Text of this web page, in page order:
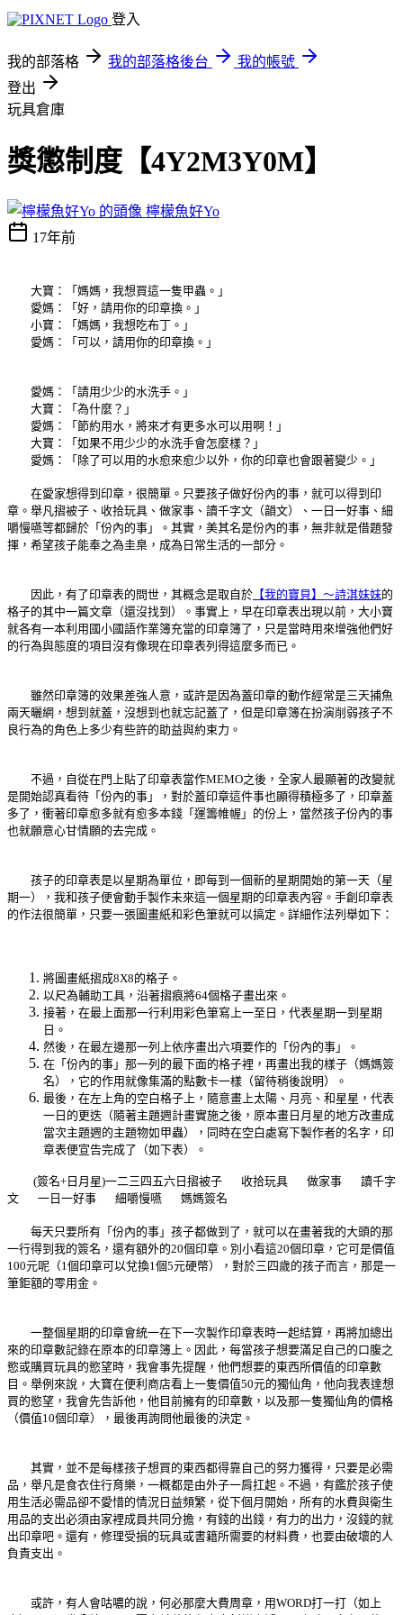
登入
我的部落格 我的部落格後台
我的帳號
登出
玩具倉庫
獎懲制度【4Y2M3Y0M】
檸檬魚好Yo
17年前
大寶：「媽媽，我想買這一隻甲蟲。」
愛媽：「好，請用你的印章換。」
小寶：「媽媽，我想吃布丁。」
愛媽：「可以，請用你的印章換。」
愛媽：「請用少少的水洗手。」
大寶：「為什麼？」
愛媽：「節約用水，將來才有更多水可以用啊！」
大寶：「如果不用少少的水洗手會怎麼樣？」
愛媽：「除了可以用的水愈來愈少以外，你的印章也會跟著變少。」
在愛家想得到印章，很簡單。只要孩子做好份內的事，就可以得到印
章。舉凡摺被子、收拾玩具、做家事、讀千字文（韻文）、一日一好事、細
嚼慢嚥等都歸於「份內的事」。其實，美其名是份內的事，無非就是借題發
揮，希望孩子能奉之為圭臬，成為日常生活的一部分。
因此，有了印章表的問世，其概念是取自於 【我的寶貝】～詩淇妹妹的
格子的其中一篇文章（還沒找到）。事實上，早在印章表出現以前，大小寶
就各有一本利用國小國語作業簿充當的印章簿了，只是當時用來增強他們好
的行為與態度的項目沒有像現在印章表列得這麼多而已。
雖然印章簿的效果差強人意，或許是因為蓋印章的動作經常是三天捕魚
兩天曬網，想到就蓋，沒想到也就忘記蓋了，但是印章簿在扮演削弱孩子不
良行為的角色上多少有些許的助益與約束力。
不過，自從在門上貼了印章表當作MEMO之後，全家人最顯著的改變就
是開始認真看待「份內的事」，對於蓋印章這件事也顯得積極多了，印章蓋
多了，衝著印章愈多就有愈多本錢「運籌帷幄」的份上，當然孩子份內的事
也就願意心甘情願的去完成。
孩子的印章表是以星期為單位，即每到一個新的星期開始的第一天（星
期一），我和孩子便會動手製作未來這一個星期的印章表內容。手創印章表
的作法很簡單，只要一張圖畫紙和彩色筆就可以搞定。詳細作法列舉如下：
將圖畫紙摺成8X8的格子。
以尺為輔助工具，沿著摺痕將64個格子畫出來。
接著，在最上面那一行利用彩色筆寫上一至日，代表星期一到星期
日。
然後，在最左邊那一列上依序畫出六項要作的「份內的事」。
在「份內的事」那一列的最下面的格子裡，再畫出我的樣子（媽媽簽
名），它的作用就像集滿的點數卡一樣（留待稍後說明）。
最後，在左上角的空白格子上，隨意畫上太陽、月亮、和星星，代表
一日的更迭（隨著主題週計畫實施之後，原本畫日月星的地方改畫成
當次主題週的主題物如甲蟲），同時在空白處寫下製作者的名字，印
章表便宣告完成了（如下表）。
(簽名+日月星)一二三四五六日摺被子 收拾玩具 做家事 讀千字
文 一日一好事 細嚼慢嚥 媽媽簽名
每天只要所有「份內的事」孩子都做到了，就可以在畫著我的大頭的那
一行得到我的簽名，還有額外的20個印章。別小看這20個印章，它可是價值
100元呢（1個印章可以兌換1個5元硬幣），對於三四歲的孩子而言，那是一
筆鉅額的零用金。
一整個星期的印章會統一在下一次製作印章表時一起結算，再將加總出
來的印章數記錄在原本的印章簿上。因此，每當孩子想要滿足自己的口腹之
慾或購買玩具的慾望時，我會事先提醒，他們想要的東西所價值的印章數
目。舉例來說，大寶在便利商店看上一隻價值50元的獨仙角，他向我表達想
買的慾望，我會先告訴他，他目前擁有的印章數，以及那一隻獨仙角的價格
（價值10個印章），最後再詢問他最後的決定。
其實，並不是每樣孩子想買的東西都得靠自己的努力獲得，只要是必需
品，舉凡是食衣住行育樂，一概都是由外子一肩扛起。不過，有鑑於孩子使
用生活必需品卻不愛惜的情況日益頻繁，從下個月開始，所有的水費與衛生
用品的支出必須由家裡成員共同分擔，有錢的出錢，有力的出力，沒錢的就
出印章吧。還有，修理受損的玩具或書籍所需要的材料費，也要由破壞的人
負責支出。
或許，有人會咕噥的說，何必那麼大費周章，用WORD打一打（如上